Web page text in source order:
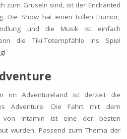
zum Gruseln sind, ist der Enchanted
Die Show hat einen tollen Humor,
und die Musik ist einfach
die Tiki-Totempfähle ins Spiel
im Adventureland ist derzeit die
Adventure. Die Fahrt mit dem
von Intamin ist eine der besten
wurden. Passend zum Thema der